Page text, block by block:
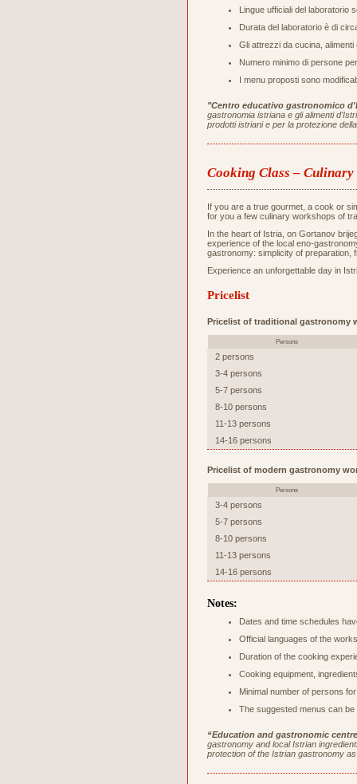
Lingue ufficiali del laboratorio
Durata del laboratorio è di
Gli attrezzi da cucina,
Numero minimo di persone
I menu proposti sono
"Centro educativo gastronomico
gastronomia istriana e gli alimenti
prodotti istriani e per la protezione
Cooking Class – Culinary
If you are a true gourmet, a cook or
for you a few culinary workshops of
In the heart of Istria, on Gortanov
experience of the local eno-
gastronomy: simplicity of preparation,
Experience an unforgettable day in
Pricelist
Pricelist of traditional gastronomy
Persons
2 persons
3-4 persons
5-7 persons
8-10 persons
11-13 persons
14-16 persons
Pricelist of modern gastronomy
Persons
3-4 persons
5-7 persons
8-10 persons
11-13 persons
14-16 persons
Notes:
Dates and time schedules
Official languages of the
Duration of the cooking
Cooking equipment,
Minimal number of persons
The suggested menus can
“Education and gastronomic
gastronomy and local Istrian
protection of the Istrian gastronomy